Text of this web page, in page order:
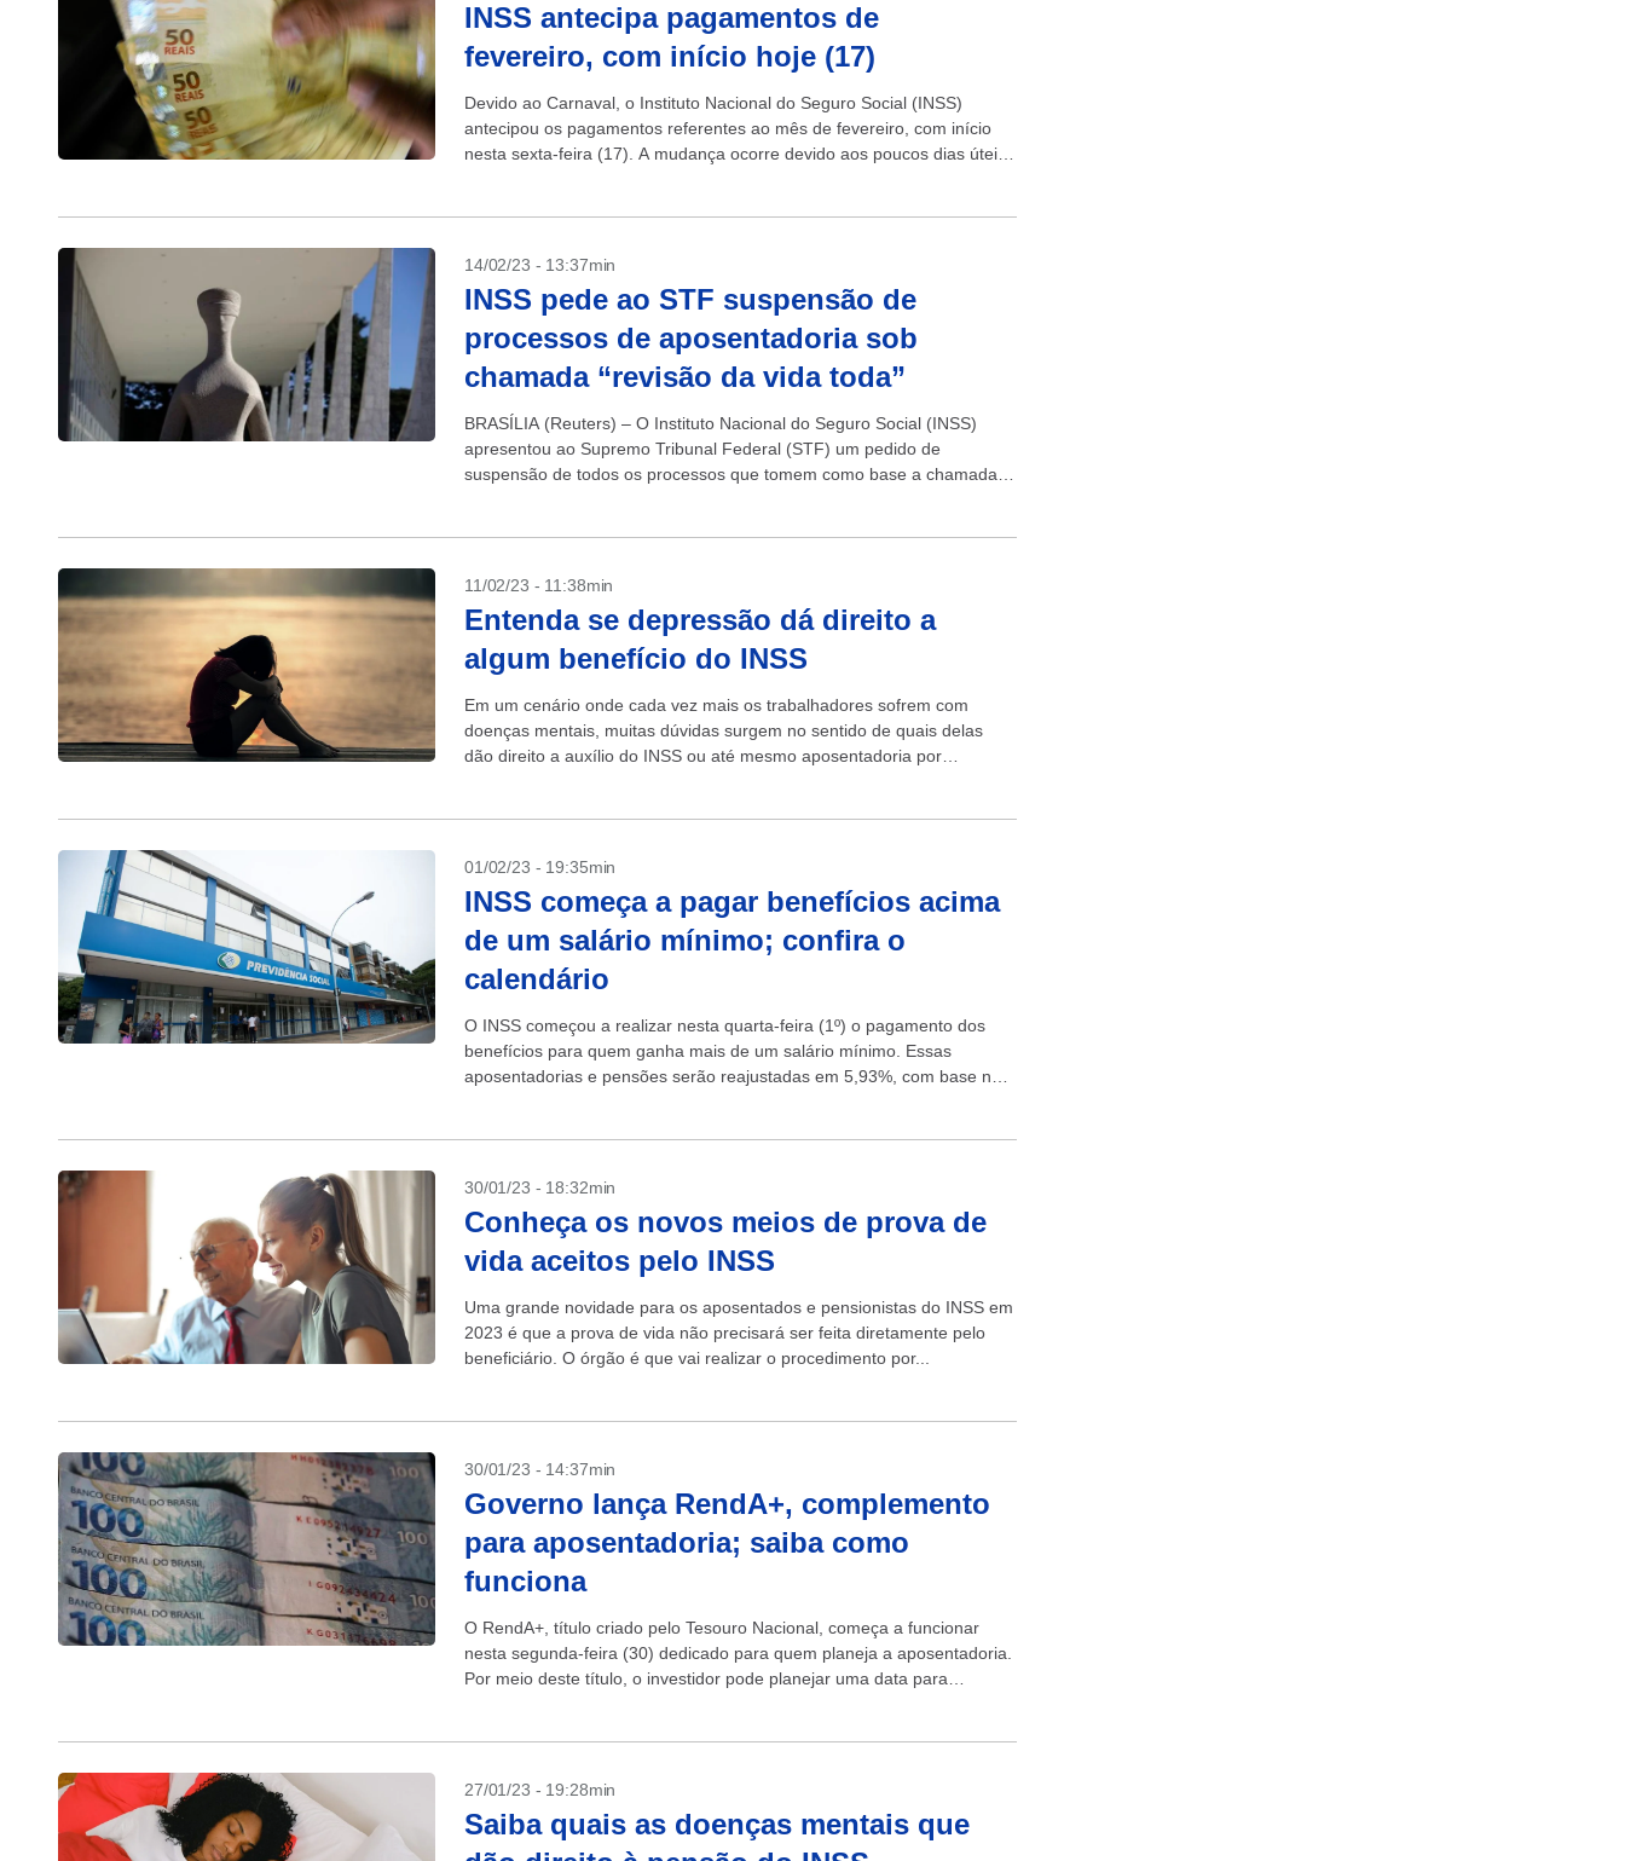
INSS antecipa pagamentos de
fevereiro, com início hoje (17)
Devido ao Carnaval, o Instituto Nacional do Seguro Social (INSS)
antecipou os pagamentos referentes ao mês de fevereiro, com início
nesta sexta-feira (17). A mudança ocorre devido aos poucos dias úteis
14/02/23 - 13:37min
INSS pede ao STF suspensão de
processos de aposentadoria sob
chamada “revisão da vida toda”
BRASÍLIA (Reuters) – O Instituto Nacional do Seguro Social (INSS)
apresentou ao Supremo Tribunal Federal (STF) um pedido de
suspensão de todos os processos que tomem como base a chamada
11/02/23 - 11:38min
Entenda se depressão dá direito a
algum benefício do INSS
Em um cenário onde cada vez mais os trabalhadores sofrem com
doenças mentais, muitas dúvidas surgem no sentido de quais delas
dão direito a auxílio do INSS ou até mesmo aposentadoria por
01/02/23 - 19:35min
INSS começa a pagar benefícios acima
de um salário mínimo; confira o
calendário
O INSS começou a realizar nesta quarta-feira (1º) o pagamento dos
benefícios para quem ganha mais de um salário mínimo. Essas
aposentadorias e pensões serão reajustadas em 5,93%, com base na
30/01/23 - 18:32min
Conheça os novos meios de prova de
vida aceitos pelo INSS
Uma grande novidade para os aposentados e pensionistas do INSS em
2023 é que a prova de vida não precisará ser feita diretamente pelo
beneficiário. O órgão é que vai realizar o procedimento por...
30/01/23 - 14:37min
Governo lança RendA+, complemento
para aposentadoria; saiba como
funciona
O RendA+, título criado pelo Tesouro Nacional, começa a funcionar
nesta segunda-feira (30) dedicado para quem planeja a aposentadoria.
Por meio deste título, o investidor pode planejar uma data para
27/01/23 - 19:28min
Saiba quais as doenças mentais que